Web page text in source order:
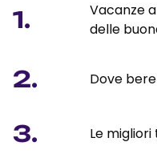
1.
Vacanze
delle
2. Dove
3. Le